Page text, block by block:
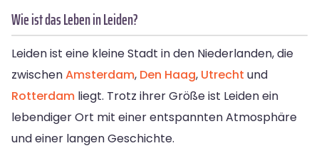
Wie ist das Leben in Leiden?
Leiden ist eine kleine Stadt in den Niederlanden, die
zwischenAmsterdam, Den Haag, Utrecht und
Rotterdam liegt. Trotz ihrer Größe ist Leiden ein
lebendiger Ort mit einer entspannten Atmosphäre
und einer langen Geschichte.